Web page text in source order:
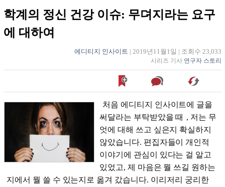
학계의 정신 건강 이슈: 무뎌지라는 요구
에 대하여
에디티지 인사이트 | 2019년11월1일 | 조회수 23,033
시리즈 기사 연구자 스토리
처음 에디티지 인사이트에 글을
써달라는 부탁받았을 때 , 저는 무
엇에 대해 쓰고 싶은지 확실하지
않았습니다. 편집자들이 개인적
이야기에 관심이 있다는 걸 알고
있었고, 제 마음은 뭘 쓰길 원하는
지에서 뭘 쓸 수 있는지로 옮겨 갔습니다. 이리저리 궁리한